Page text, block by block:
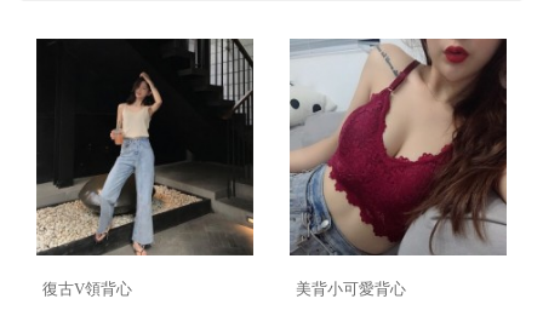
復古V領背心 美背小可愛背心